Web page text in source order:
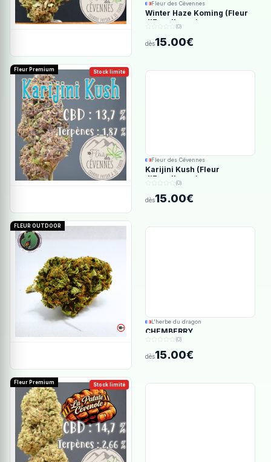
Fleur des Cévennes
Winter Haze Koming (Fleur
d'Excellence)
(0)
dès15.00€
Stock limité
Fleur Premium
Fleur des Cévennes
Karijini Kush (Fleur
d'Excellence)
(0)
dès15.00€
FLEUR OUTDOOR
L'herbe du dragon
CHEMBERRY
(0)
dès15.00€
Stock limité
Fleur Premium